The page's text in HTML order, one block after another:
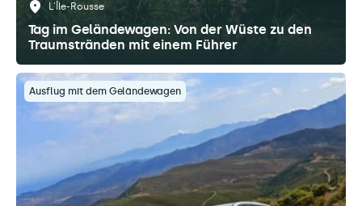
L'Île-Rousse
Tag im Geländewagen: Von der Wüste zu den
Traumstränden mit einem Führer
Ausflug mit dem Geländewagen